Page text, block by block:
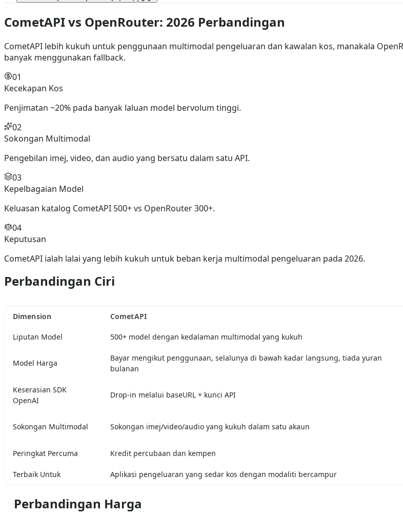
CometAPI vs OpenRouter: 2026 Perbandingan
CometAPI lebih kukuh untuk penggunaan multimodal pengeluaran dan kawalan kos, manakala
banyak menggunakan fallback.
01
Kecekapan Kos
Penjimatan ~20% pada banyak laluan model bervolum tinggi.
02
Sokongan Multimodal
Pengebilan imej, video, dan audio yang bersatu dalam satu API.
03
Kepelbagaian Model
Keluasan katalog CometAPI 500+ vs OpenRouter 300+.
04
Keputusan
CometAPI ialah lalai yang lebih kukuh untuk beban kerja multimodal pengeluaran pada 2026.
Perbandingan Ciri
Dimension CometAPI
Liputan Model 500+ model dengan kedalaman multimodal yang kukuh
Model Harga
Bayar mengikut penggunaan, selalunya di bawah kadar langsung, tiada yuran
bulanan
Keserasian SDK
OpenAI
Drop-in melalui baseURL + kunci API
Sokongan Multimodal Sokongan imej/video/audio yang kukuh dalam satu akaun
Peringkat Percuma Kredit percubaan dan kempen
Terbaik Untuk Aplikasi pengeluaran yang sedar kos dengan modaliti bercampur
Perbandingan Harga